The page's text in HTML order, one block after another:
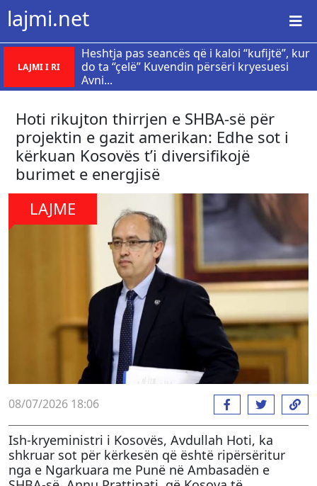
lajmi.net
LAJMI I RI
Heshtja pas seancës që i kaloi “kufijtë”, kur
do ta “çelë” Kuvendin përsëri kryesuesi
Avni...
Hoti rikujton thirrjen e SHBA-së për
projektin e gazit amerikan: Edhe sot i
kërkuan Kosovës t’i diversifikojë
burimet e energjisë
LAJME
08/07/2026 18:06
Ish-kryeministri i Kosovës, Avdullah Hoti, ka
shkruar sot për kërkesën që është ripërsëritur
nga e Ngarkuara me Punë në Ambasadën e